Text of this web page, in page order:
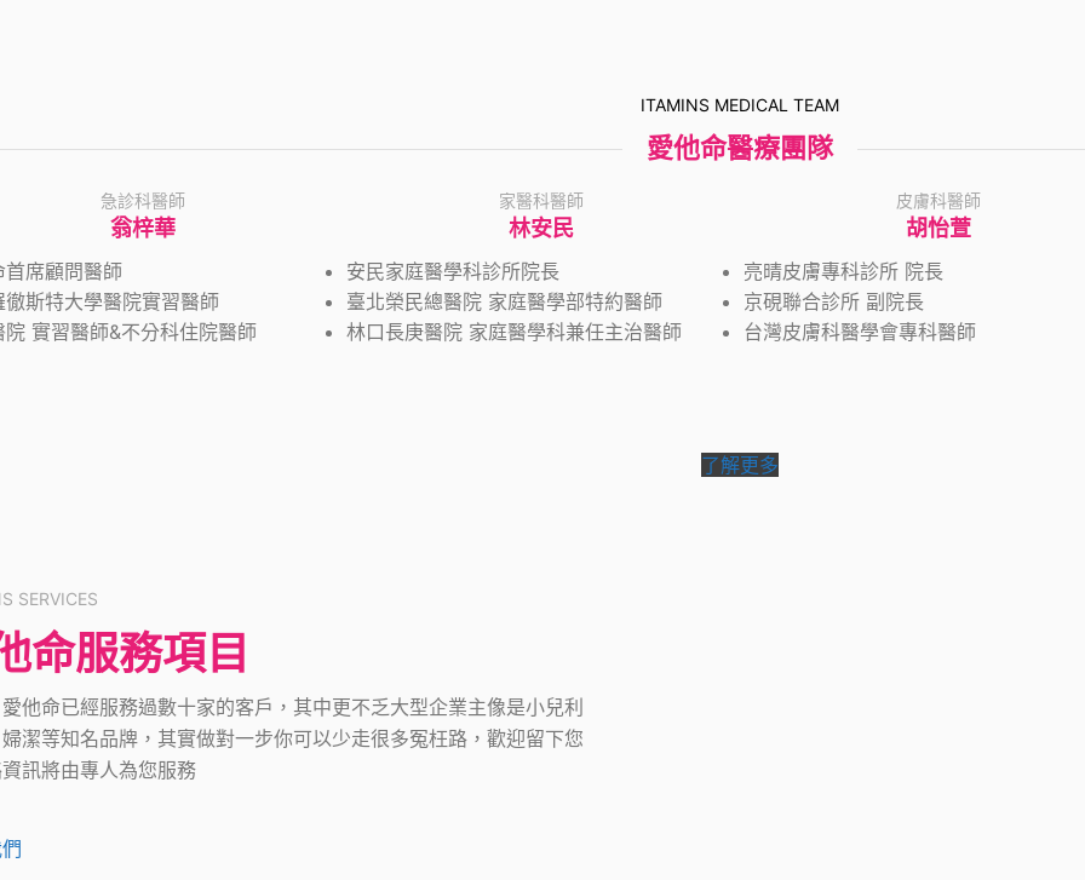
ITAMINS MEDICAL TEAM
愛他命醫療團隊
急診科醫師
翁梓華
首席顧問醫師
徹斯特大學醫院實習醫師
院 實習醫師&不分科住院醫師
家醫科醫師
林安民
安民家庭醫學科診所院長
臺北榮民總醫院 家庭醫學部特約醫師
林口長庚醫院 家庭醫學科兼任主治醫師
皮膚科醫師
胡怡萱
亮晴皮膚專科診所 院長
京硯聯合診所 副院長
台灣皮膚科醫學會專科醫師
了解更多
SERVICES
命服務項目
他命已經服務過數十家的客戶，其中更不乏大型企業主像是小兒利
潔等知名品牌，其實做對一步你可以少走很多冤枉路，歡迎留下您
訊將由專人為您服務